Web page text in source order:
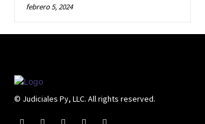
febrero 5, 2024
© Judiciales Py, LLC. All rights reserved.